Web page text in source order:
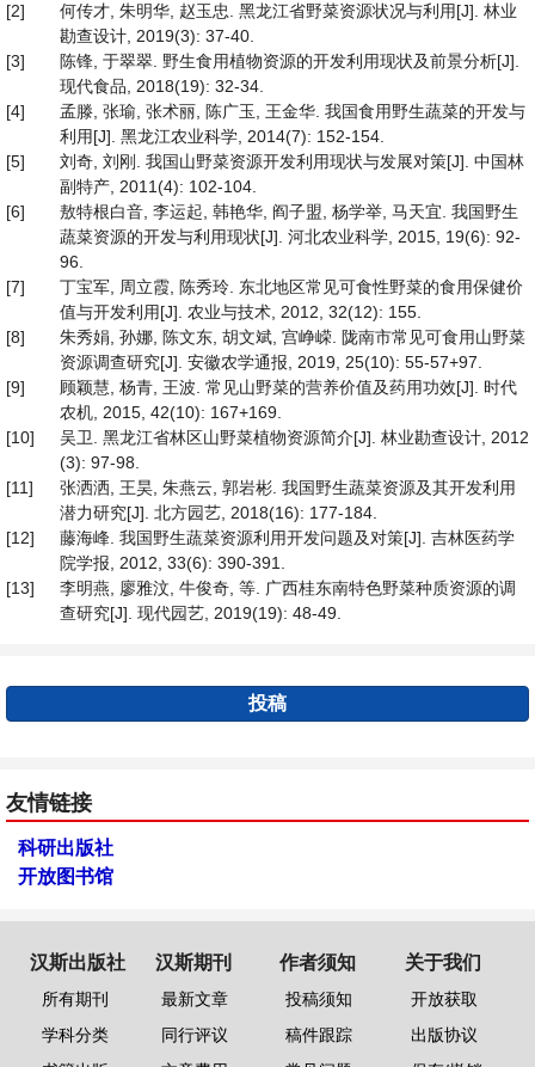
[2]
何传才, 朱明华, 赵玉忠. 黑龙江省野菜资源状况与利用[J]. 林业
勘查设计, 2019(3): 37-40.
[3]
陈锋, 于翠翠. 野生食用植物资源的开发利用现状及前景分析[J].
现代食品, 2018(19): 32-34.
[4]
孟滕, 张瑜, 张术丽, 陈广玉, 王金华. 我国食用野生蔬菜的开发与
利用[J]. 黑龙江农业科学, 2014(7): 152-154.
[5]
刘奇, 刘刚. 我国山野菜资源开发利用现状与发展对策[J]. 中国林
副特产, 2011(4): 102-104.
[6]
敖特根白音, 李运起, 韩艳华, 阎子盟, 杨学举, 马天宜. 我国野生
蔬菜资源的开发与利用现状[J]. 河北农业科学, 2015, 19(6): 92-
96.
[7]
丁宝军, 周立霞, 陈秀玲. 东北地区常见可食性野菜的食用保健价
值与开发利用[J]. 农业与技术, 2012, 32(12): 155.
[8]
朱秀娟, 孙娜, 陈文东, 胡文斌, 宫峥嵘. 陇南市常见可食用山野菜
资源调查研究[J]. 安徽农学通报, 2019, 25(10): 55-57+97.
[9]
顾颖慧, 杨青, 王波. 常见山野菜的营养价值及药用功效[J]. 时代
农机, 2015, 42(10): 167+169.
[10]
吴卫. 黑龙江省林区山野菜植物资源简介[J]. 林业勘查设计, 2012
(3): 97-98.
[11]
张洒洒, 王昊, 朱燕云, 郭岩彬. 我国野生蔬菜资源及其开发利用
潜力研究[J]. 北方园艺, 2018(16): 177-184.
[12]
藤海峰. 我国野生蔬菜资源利用开发问题及对策[J]. 吉林医药学
院学报, 2012, 33(6): 390-391.
[13]
李明燕, 廖雅汶, 牛俊奇, 等. 广西桂东南特色野菜种质资源的调
查研究[J]. 现代园艺, 2019(19): 48-49.
投稿
友情链接
科研出版社
开放图书馆
汉斯出版社
所有期刊
学科分类
汉斯期刊
最新文章
同行评议
作者须知
投稿须知
稿件跟踪
关于我们
开放获取
出版协议